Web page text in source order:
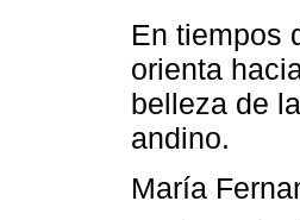
En tiempos
orienta
belleza de
andino.
María